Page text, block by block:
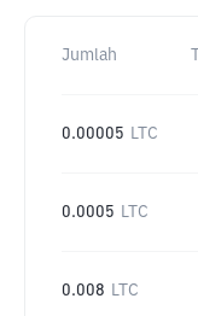
Jumlah
0.00005 LTC
0.0005 LTC
0.008 LTC